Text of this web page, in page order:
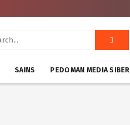
SAINS PEDOMAN MEDIA SIBER